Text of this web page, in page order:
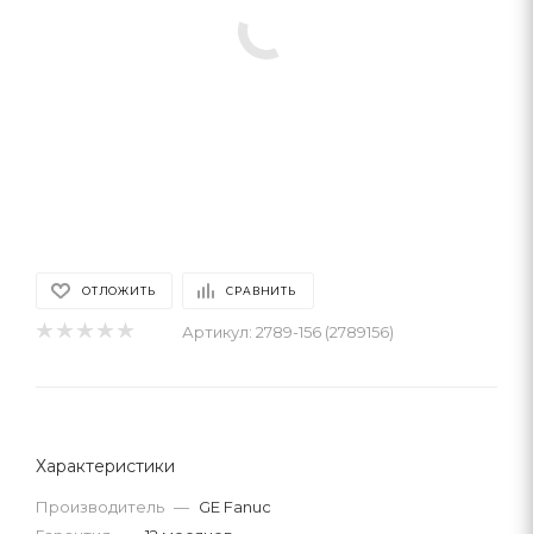
ОТЛОЖИТЬ СРАВНИТЬ
Артикул: 2789-156 (2789156)
Характеристики
Производитель — GE Fanuc